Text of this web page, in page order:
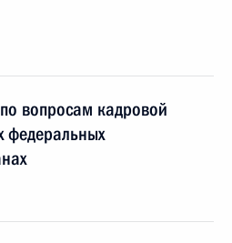
вопросам кадровой
федеральных